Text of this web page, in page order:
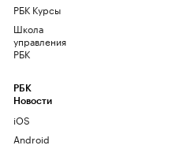
РБК Курсы
Школа
управления
РБК
РБК
Новости
iOS
Android